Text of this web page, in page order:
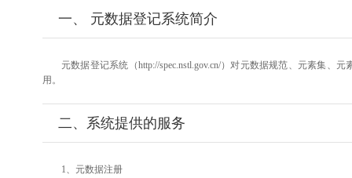
一、 元数据登记系统简介
元数据登记系统（http://spec.nstl.gov.cn/）对元数据规范、元素集
用。
二、系统提供的服务
1、元数据注册